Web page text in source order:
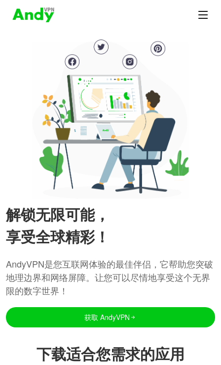
解锁无限可能，
享受全球精彩！
AndyVPN是您互联网体验的最佳伴侣，它帮助您突破
地理边界和网络屏障。让您可以尽情地享受这个无界
限的数字世界！
获取 AndyVPN
下载适合您需求的应用